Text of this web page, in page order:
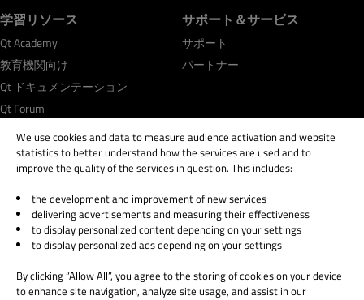
学習リソース
Qt Academy
教育機関向け
Qt ドキュメンテーション
Qt Forum
サポート＆サービス
サポート
パートナー
© 2026 The Qt Company
Legal Notice
Privacy and Cookie Policy
Trust Center
We use cookies and data to measure audience activation and website
statistics to better understand how the services are used and to
improve the quality of the services in question. This includes:
the development and improvement of new services
delivering advertisements and measuring their effectiveness
to display personalized content depending on your settings
to display personalized ads depending on your settings
By clicking “Allow All”, you agree to the storing of cookies on your device
to enhance site navigation, analyze site usage, and assist in our